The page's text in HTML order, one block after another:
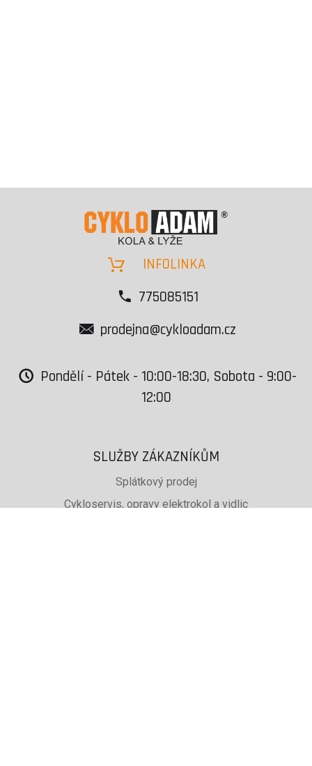
INFOLINKA
775085151
prodejna@cykloadam.cz
Pondělí - Pátek - 10:00-18:30, Sobota - 9:00-
12:00
SLUŽBY ZÁKAZNÍKŮM
Splátkový prodej
Cykloservis, opravy elektrokol a vidlic